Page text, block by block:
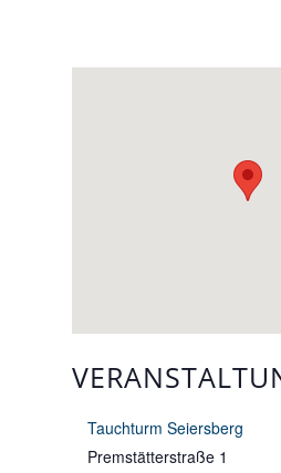
Tauchturm Seiersberg
Premstätterstraße 1